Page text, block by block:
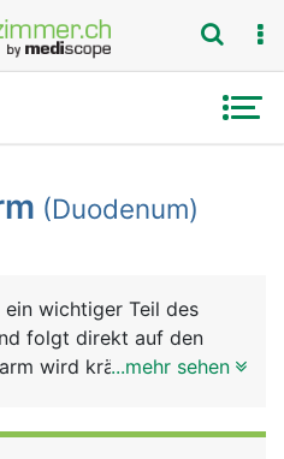
(Duodenum)
wichtiger Teil des
folgt direkt auf den
wird kräftig...mehr sehen